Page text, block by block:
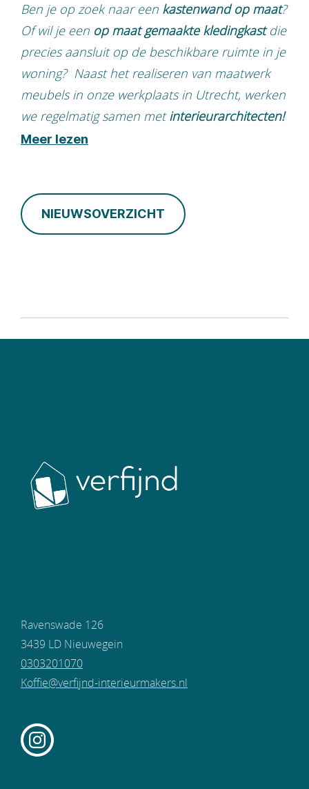
Ben je op zoek naar een kastenwand op maat?
Of wil je een op maat gemaakte kledingkastdie
precies aansluit op de beschikbare ruimte in je
woning? Naast het realiseren van maatwerk
meubels in onze werkplaats in Utrecht, werken
we regelmatig samen metinterieurarchitecten!
Meer lezen
NIEUWSOVERZICHT
Ravenswade 126
3439 LD Nieuwegein
0303201070
Koffie@verfijnd-interieurmakers.nl